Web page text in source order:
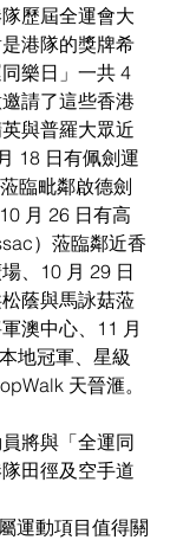
歷屆全運會大
港隊的獎牌希
樂日」一共 4
請了這些香港
與普羅大眾近
18 日有佩劍運
臨毗鄰啟德劍
月 26 日有高
）蒞臨鄰近香
、10 月 29 日
蔭與馬詠菇蒞
澳中心、11 月
地冠軍、星級
天晉滙。
將與「全運同
田徑及空手道
運動項目值得關